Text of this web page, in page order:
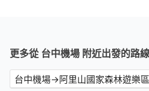
更多從 台中機場 附近出發的路線
台中機場→阿里山國家森林遊樂區